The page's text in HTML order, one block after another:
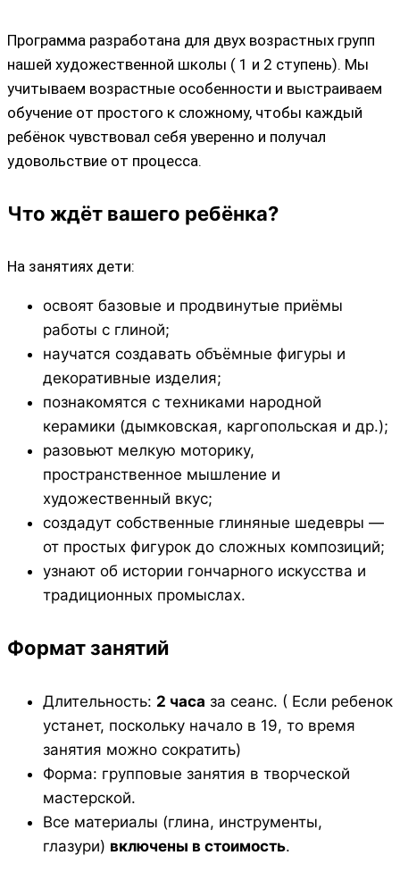
Программа разработана для двух возрастных групп
нашей художественной школы ( 1 и 2 ступень). Мы
учитываем возрастные особенности и выстраиваем
обучение от простого к сложному, чтобы каждый
ребёнок чувствовал себя уверенно и получал
удовольствие от процесса.
Что ждёт вашего ребёнка?
На занятиях дети:
освоят базовые и продвинутые приёмы
работы с глиной;
научатся создавать объёмные фигуры и
декоративные изделия;
познакомятся с техниками народной
керамики (дымковская, каргопольская и др.);
разовьют мелкую моторику,
пространственное мышление и
художественный вкус;
создадут собственные глиняные шедевры —
от простых фигурок до сложных композиций;
узнают об истории гончарного искусства и
традиционных промыслах.
Формат занятий
Длительность: 2 часа за сеанс. ( Если ребенок
устанет, поскольку начало в 19, то время
занятия можно сократить)
Форма: групповые занятия в творческой
мастерской.
Все материалы (глина, инструменты,
глазури) включены в стоимость.